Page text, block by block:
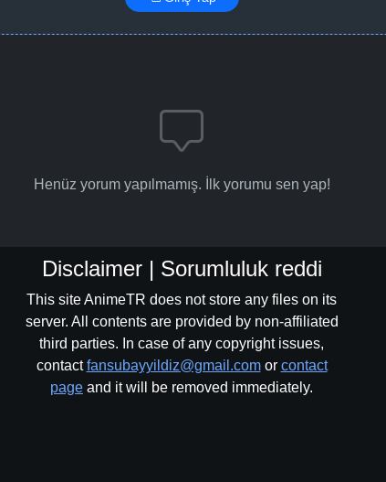
Henüz yorum yapılmamış. İlk yorumu sen yap!
Disclaimer | Sorumluluk reddi
This site AnimeTR does not store any files on its
server. All contents are provided by non-affiliated
third parties. In case of any copyright issues,
contactfansubayyildiz@gmail.comor contact
page and it will be removed immediately.